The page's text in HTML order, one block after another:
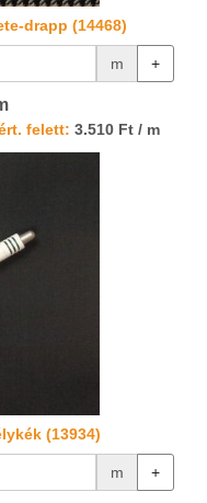
drapp (14468)
m +
felett: 3.510 Ft / m
(13934)
m +